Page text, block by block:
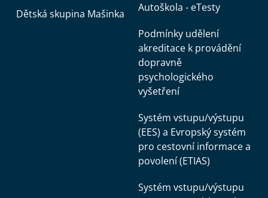
Dětská skupina Mašinka
Autoškola - eTesty
Podmínky udělení
akreditace k provádění
dopravně
psychologického
vyšetření
Systém vstupu/výstupu
(EES) a Evropský systém
pro cestovní informace a
povolení (ETIAS)
Systém vstupu/výstupu